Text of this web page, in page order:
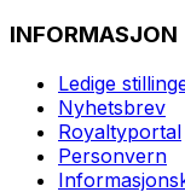
INFORMASJON
Ledige
Nyhetsbrev
Royaltyportal
Personvern